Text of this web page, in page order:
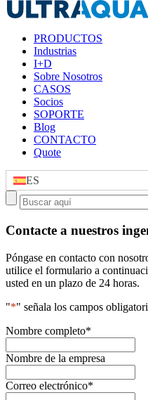
PRODUCTOS
Industrias
I+D
Sobre Nosotros
CASOS
Socios
SOPORTE
Blog
CONTACTO
Quote
ES
Contacte a nuestros
Póngase en contacto con
utilice el formulario a
usted en un plazo de 24 horas.
"*" señala los campos
Nombre completo*
Nombre de la empresa
Correo electrónico*